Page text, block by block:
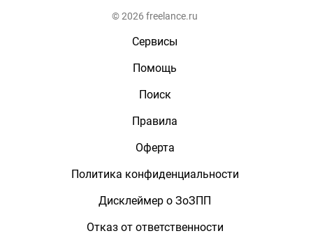
© 2026 freelance.ru
Сервисы
Помощь
Поиск
Правила
Оферта
Политика конфиденциальности
Дисклеймер о ЗоЗПП
Отказ от ответственности